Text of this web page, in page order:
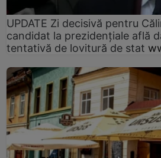
UPDATE Zi decisivă pentru
candidat la prezidențiale află
tentativă de lovitură de stat